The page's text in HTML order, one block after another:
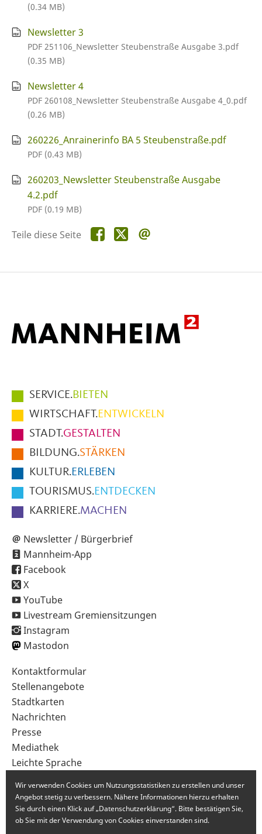
(0.34 MB)
Newsletter 3
PDF 251106_Newsletter Steubenstraße Ausgabe 3.pdf
(0.35 MB)
Newsletter 4
PDF 260108_Newsletter Steubenstraße Ausgabe 4_0.pdf
(0.26 MB)
260226_Anrainerinfo BA 5 Steubenstraße.pdf
PDF (0.43 MB)
260203_Newsletter Steubenstraße Ausgabe
4.2.pdf
PDF (0.19 MB)
Teile diese Seite Teile
diese
Teile
diese
Hauptmenüpunkte
im
Fußbereich
der
Seite
SERVICE.BIETEN
WIRTSCHAFT.ENTWICKELN
STADT.GESTALTEN
BILDUNG.STÄRKEN
KULTUR.ERLEBEN
TOURISMUS.ENTDECKEN
KARRIERE.MACHEN
Newsletter / Bürgerbrief
Mannheim-App
Facebook
X
YouTube
Livestream Gremiensitzungen
Instagram
Mastodon
Sekundärnavigation
im
Fußbereich
Kontaktformular
Stellenangebote
Stadtkarten
Nachrichten
Presse
Mediathek
Leichte Sprache
Wir verwenden Cookies um Nutzungsstatistiken zu erstellen und unser
Angebot stetig zu verbessern. Nähere Informationen hierzu erhalten
Sie durch einen Klick auf „Datenschutzerklärung“. Bitte bestätigen Sie,
ob Sie mit der Verwendung von Cookies einverstanden sind.